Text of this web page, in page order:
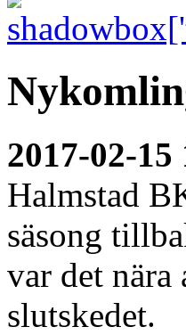
2017-02-15
Halmstad
säsong
var det
slutskedet.